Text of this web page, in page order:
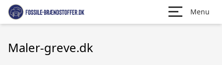
Menu
Maler-greve.dk